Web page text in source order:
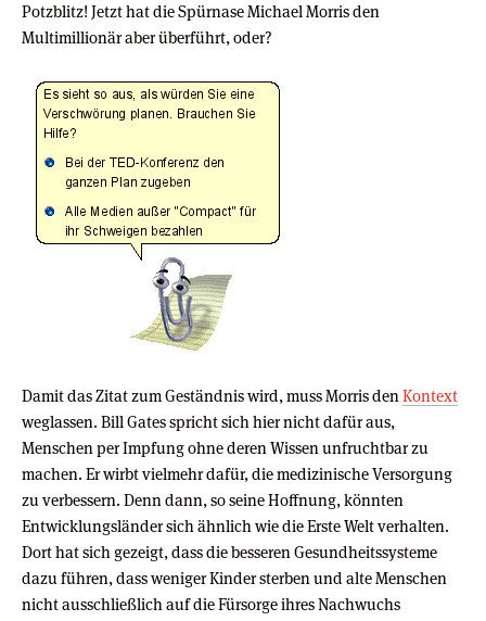
Potzblitz! Jetzt hat die Spürnase Michael Morris den
Multimillionär aber überführt, oder?
Damit das Zitat zum Geständnis wird, muss Morris denKontext
weglassen. Bill Gates spricht sich hier nicht dafür aus,
Menschen per Impfung ohne deren Wissen unfruchtbar zu
machen. Er wirbt vielmehr dafür, die medizinische Versorgung
zu verbessern. Denn dann, so seine Hoffnung, könnten
Entwicklungsländer sich ähnlich wie die Erste Welt verhalten.
Dort hat sich gezeigt, dass die besseren Gesundheitssysteme
dazu führen, dass weniger Kinder sterben und alte Menschen
nicht ausschließlich auf die Fürsorge ihres Nachwuchs